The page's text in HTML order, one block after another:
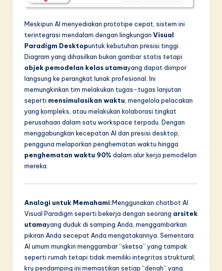
Meskipun AI menyediakan prototipe cepat, sistem ini
terintegrasi mendalam dengan lingkungan Visual
Paradigm Desktopuntuk kebutuhan presisi tinggi.
Diagram yang dihasilkan bukan gambar statis tetapi
objek pemodelan kelas utamayang dapat diimpor
langsung ke perangkat lunak profesional. Ini
memungkinkan tim melakukan tugas-tugas lanjutan
seperti mensimulasikan waktu , mengelola pelacakan
yang kompleks, atau melakukan kolaborasi tingkat
perusahaan dalam satu workspace terpadu. Dengan
menggabungkan kecepatan AI dan presisi desktop,
pengguna melaporkan penghematan waktu hingga
penghematan waktu 90% dalam alur kerja pemodelan
mereka.
Analogi untuk Memahami:Menggunakan chatbot AI
Visual Paradigm seperti bekerja dengan seorang arsitek
utamayang duduk di samping Anda, menggambarkan
pikiran Anda secepat Anda mengatakannya. Sementara
AI umum mungkin menggambar “sketsa” yang tampak
seperti rumah tetapi tidak memiliki integritas struktural,
kru pendamping ini memastikan setiap “denah” yang